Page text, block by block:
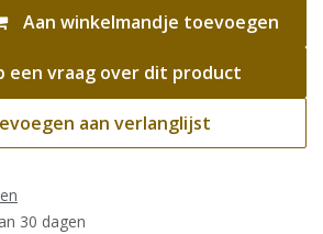
Aan winkelmandje toevoegen
een vraag over dit product
aan verlanglijst
30 dagen